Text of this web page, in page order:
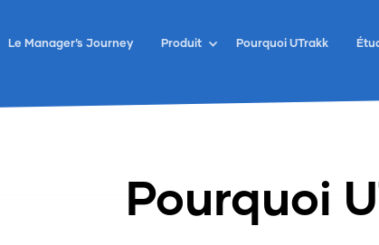
Le Manager’s Journey Produit Pourquoi UTrakk
Pourquoi